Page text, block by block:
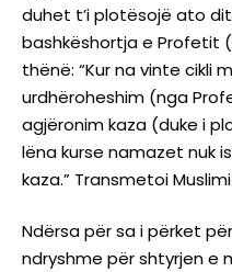
duhet t’i plotësojë ato
bashkëshortja e Profetit
thënë: “Kur na vinte cikli
urdhëroheshim (nga
agjëronim kaza (duke i
lëna kurse namazet nuk
kaza.” Transmetoi
Ndërsa për sa i përket
ndryshme për shtyrjen e